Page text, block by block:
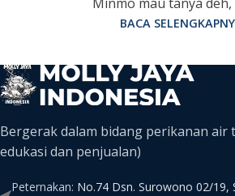
BACA
Bergerak dalam bidang perikanan air
edukasi dan penjualan)
Peternakan: No.74 Dsn. Surowono 02/19,